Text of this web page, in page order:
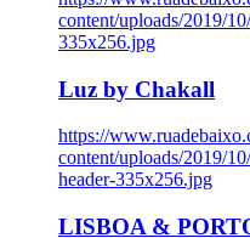
content/uploads/2019/
335x256.jpg
Luz by Chakall
https://
content/uploads/2019/
header-335x256.jpg
LISBOA &